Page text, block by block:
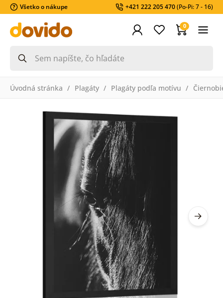
Všetko o nákupe +421 222 205 470(Po-Pi: 7 - 16)
0
Úvodná stránka Plagáty Plagáty podľa motívu